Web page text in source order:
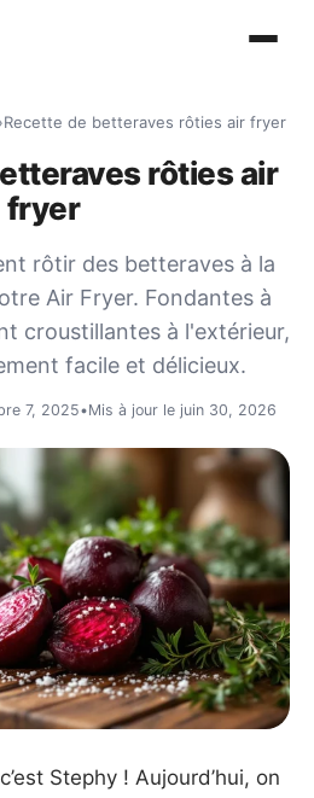
›Recette de betteraves rôties air fryer
rôties air
fryer
rôtir des betteraves à la
Air Fryer. Fondantes à
croustillantes à l'extérieur,
facile et délicieux.
7, 2025•Mis à jour le juin 30, 2026
Stephy ! Aujourd’hui, on